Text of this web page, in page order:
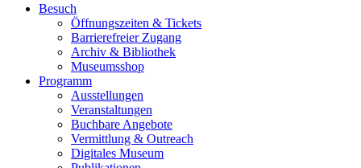
Besuch
Öffnungszeiten & Tickets
Barrierefreier Zugang
Archiv & Bibliothek
Museumsshop
Programm
Ausstellungen
Veranstaltungen
Buchbare Angebote
Vermittlung & Outreach
Digitales Museum